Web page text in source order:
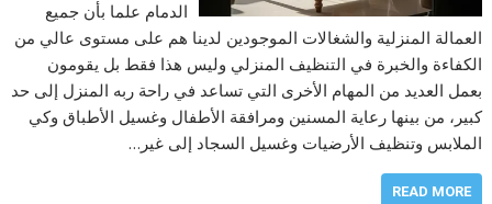
الدمام علما بأن جميع
العمالة المنزلية والشغالات الموجودين لدينا هم على مستوى عالي من
الكفاءة والخبرة في التنظيف المنزلي وليس هذا فقط بل يقومون
بعمل العديد من المهام الأخرى التي تساعد في راحة ربه المنزل إلى حد
كبير، من بينها رعاية المسنين ومرافقة الأطفال وغسيل الأطباق وكي
الملابس وتنظيف الأرضيات وغسيل السجاد إلى غير…
READ MORE